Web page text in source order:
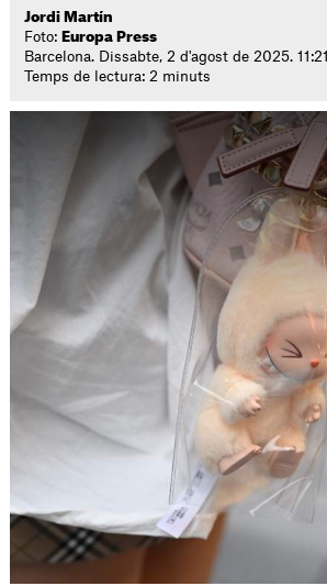
Jordi Martín
Foto: Europa Press
Barcelona. Dissabte, 2 d'agost de 2025. 11:21
Temps de lectura: 2 minuts